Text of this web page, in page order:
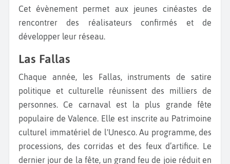
Cet évènement permet aux jeunes cinéastes de
rencontrer des réalisateurs confirmés et de
développer leur réseau.
Las Fallas
Chaque année, les Fallas, instruments de satire
politique et culturelle réunissent des milliers de
personnes. Ce carnaval est la plus grande fête
populaire de Valence. Elle est inscrite au Patrimoine
culturel immatériel de l'Unesco. Au programme, des
processions, des corridas et des feux d’artifice. Le
dernier jour de la fête, un grand feu de joie réduit en